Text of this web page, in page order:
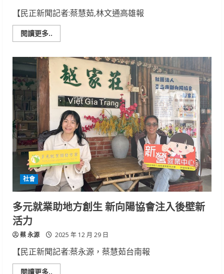
【民正新聞記者:蔡慧茹,林文通高雄報
閱讀更多..
more
年
Wing
Stars
彩
勁
舞
「加
大」
青
春
能
量
會
場
周
邊
三
階
通
制、
晚
會
社會
多元就業助地方創生 新向陽協會注入後壁新
活力
蔡 永源 2025 年 12 月 29 日
【民正新聞記者:蔡永源，蔡慧茹台南報
閱讀更多..